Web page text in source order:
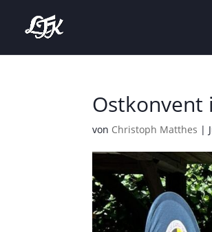
Ostkonvent
von Christoph Matthes |